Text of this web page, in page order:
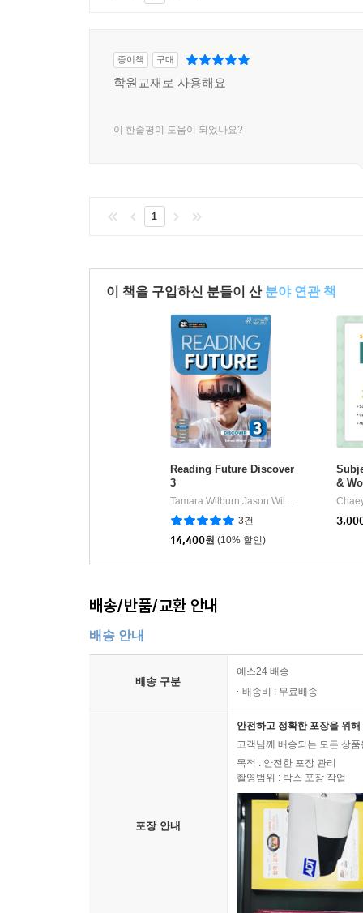
종이책 구매
학원교재로 사용해요
이 한줄평이 도움이 되었나요?
1
이 책을 구입하신 분들이 산 분야 연관 책
Reading Future Discover
3
Tamara Wilburn,Jason Wilburn
웅진컴퍼스
3건
14,400원 (10% 할인)
&
배송/반품/교환 안내
배송 안내
배송 구분
예스24 배송
배송비 : 무료배송
포장 안내
안전하고 정확한 포장을 위
고객님께 배송되는 모든 상
목적 : 안전한 포장 관리
촬영범위 : 박스 포장 작업